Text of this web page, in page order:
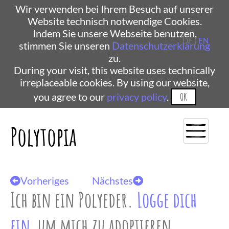
Wir verwenden bei Ihrem Besuch auf unserer
Website technisch notwendige Cookies.
Indem Sie unsere Webseite benutzen,
stimmen Sie unseren Datenschutzerklärung
zu.
During your visit, this website uses technically
irreplaceable cookies. By using our website,
you agree to our privacy policy. OK
Polytopia
DE | EN
Vorheriges Nächstes
Ich bin ein Polyeder. Logge dich